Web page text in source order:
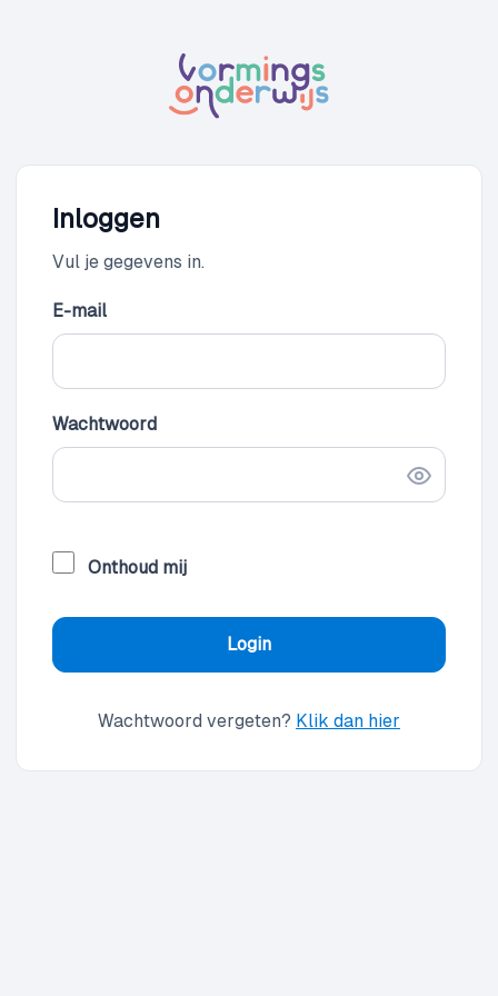
Inloggen
Vul je gegevens in.
E-mail
Wachtwoord
Onthoud mij
Wachtwoord vergeten? Klik dan hier